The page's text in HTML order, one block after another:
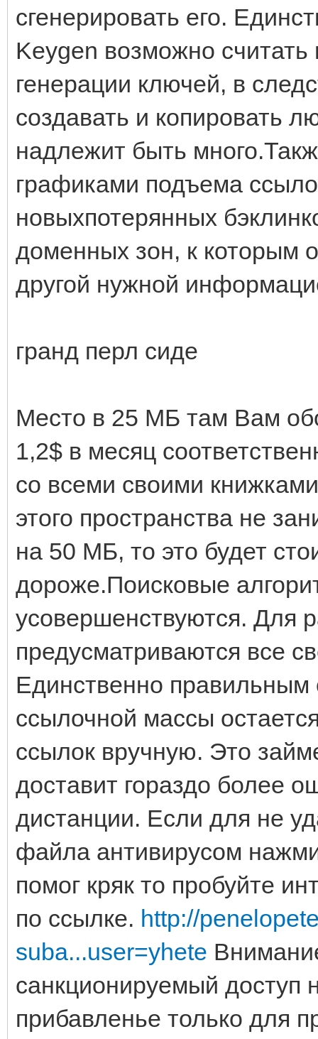
сгенерировать его.
Keygen возможно
генерации ключей, в
создавать и копировать
надлежит быть
графиками подъема
новыхпотерянных
доменных зон, к которым
другой нужной
гранд перл сиде
Место в 25 МБ там Вам
1,2$ в месяц
со всеми своими
этого пространства не
на 50 МБ, то это будет
дороже.Поисковые
усовершенствуются. Для
предусматриваются все
Единственно
ссылочной массы
ссылок вручную. Это
доставит гораздо более
дистанции. Если для не
файла антивирусом
помог кряк то пробуйте
по ссылке. http://
suba...user=yhete
санкционируемый доступ
прибавленье только для